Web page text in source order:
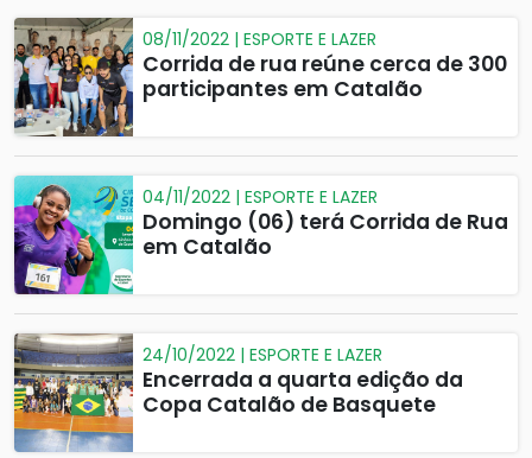
08/11/2022 | ESPORTE E LAZER
Corrida de rua reúne cerca de 300
participantes em Catalão
04/11/2022 | ESPORTE E LAZER
Domingo (06) terá Corrida de Rua
em Catalão
24/10/2022 | ESPORTE E LAZER
Encerrada a quarta edição da
Copa Catalão de Basquete